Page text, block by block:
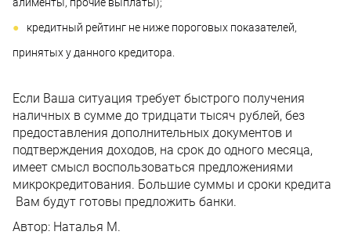
кредитный рейтинг не ниже пороговых показателей,
принятых у данного кредитора.
Если Ваша ситуация требует быстрого получения
наличных в сумме до тридцати тысяч рублей, без
предоставления дополнительных документов и
подтверждения доходов, на срок до одного месяца,
имеет смысл воспользоваться предложениями
микрокредитования. Большие суммы и сроки кредита
Вам будут готовы предложить банки.
Автор: Наталья М.